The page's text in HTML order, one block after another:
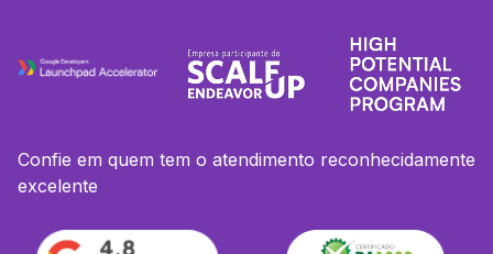
Confie em quem tem o atendimento reconhecidamente
excelente